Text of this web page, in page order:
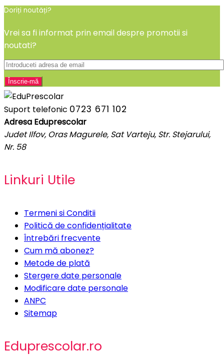
Doriți noutăți?
Vrei sa fi informat prin email despre promotii si
noutati?
Suport telefonic 0723 671 102
Adresa Eduprescolar
Judet Ilfov, Oras Magurele, Sat Varteju, Str. Stejarului,
Nr. 58
Linkuri Utile
Termeni si Conditii
Politică de confidențialitate
Întrebări frecvente
Cum mă abonez?
Metode de plată
Stergere date personale
Modificare date personale
ANPC
Sitemap
Eduprescolar.ro